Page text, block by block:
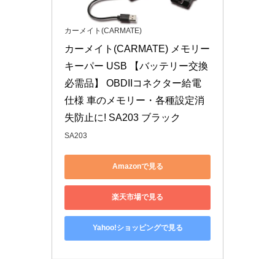
カーメイト(CARMATE)
カーメイト(CARMATE) メモリー
キーパー USB 【バッテリー交換
必需品】 OBDIIコネクター給電
仕様 車のメモリー・各種設定消
失防止に! SA203 ブラック
SA203
Amazonで見る
楽天市場で見る
Yahoo!ショッピングで見る